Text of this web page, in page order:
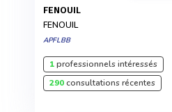
FENOUIL
FENOUIL
APFLBB
1professionnels intéressés
290consultations récentes